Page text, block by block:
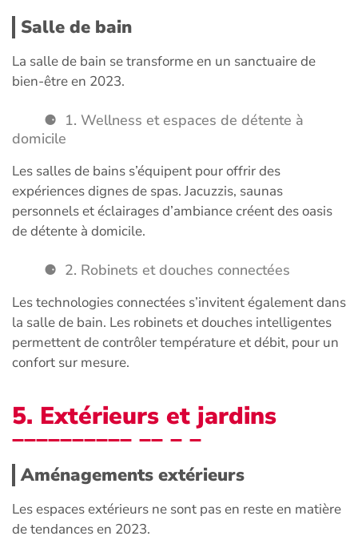
Salle de bain
La salle de bain se transforme en un sanctuaire de
bien-être en 2023.
1. Wellness et espaces de détente à
domicile
Les salles de bains s’équipent pour offrir des
expériences dignes de spas. Jacuzzis, saunas
personnels et éclairages d’ambiance créent des oasis
de détente à domicile.
2. Robinets et douches connectées
Les technologies connectées s’invitent également dans
la salle de bain. Les robinets et douches intelligentes
permettent de contrôler température et débit, pour un
confort sur mesure.
5. Extérieurs et jardins
Aménagements extérieurs
Les espaces extérieurs ne sont pas en reste en matière
de tendances en 2023.